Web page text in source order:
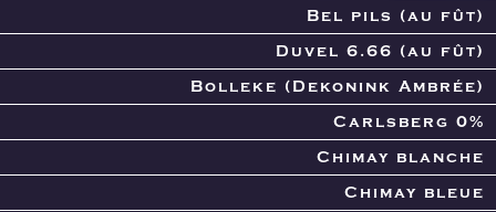
Bel pils (au fût)
Duvel 6.66 (au fût)
Bolleke (Dekonink Ambrée)
Carlsberg 0%
Chimay blanche
Chimay bleue